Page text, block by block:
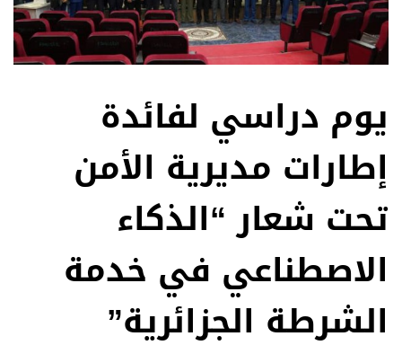
يوم دراسي لفائدة
إطارات مديرية الأمن
تحت شعار “الذكاء
الاصطناعي في خدمة
الشرطة الجزائرية”